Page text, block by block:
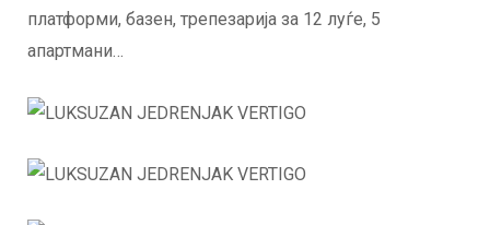
платформи, базен, трепезарија за 12 луѓе, 5
апартмани…